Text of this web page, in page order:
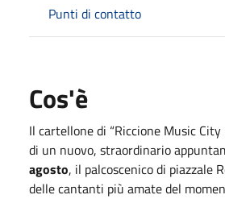
Punti di contatto
Cos'è
Il cartellone di “Riccione Music
di un nuovo, straordinario
agosto, il palcoscenico di piazzale
delle cantanti più amate del